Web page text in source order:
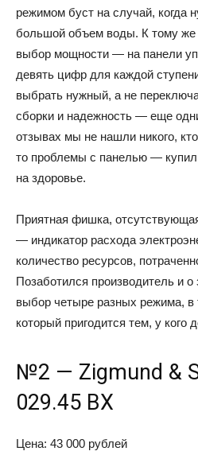
режимом буст на случай, когда
большой объем воды. К тому же
выбор мощности — на панели
девять цифр для каждой
выбрать нужный, а не
сборки и надежность — еще
отзывах мы не нашли никого,
то проблемы с панелью —
на здоровье.
Приятная фишка,
— индикатор расхода
количество ресурсов,
Позаботился производитель и
выбор четыре разных режима, в
который пригодится тем, у кого
№2 — Zigmund &
029.45 BX
Цена: 43 000 рублей